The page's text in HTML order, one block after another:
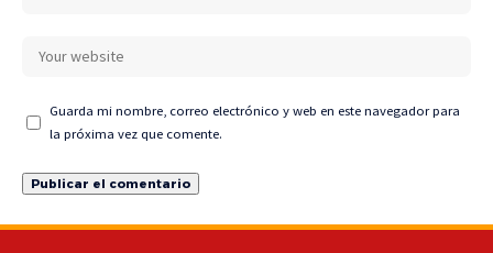
Guarda mi nombre, correo electrónico y web en este navegador para
la próxima vez que comente.